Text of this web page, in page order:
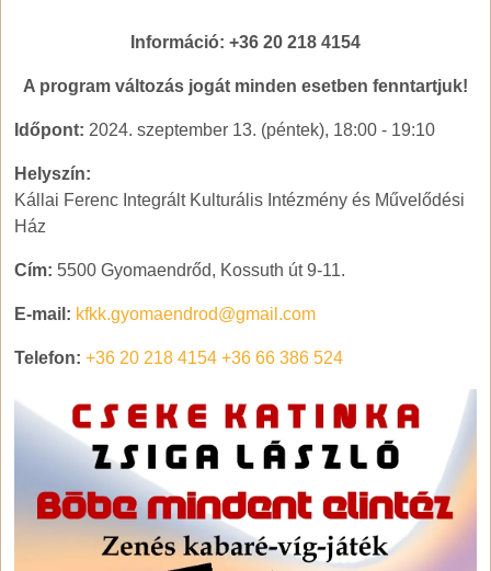
Információ: +36 20 218 4154
A program változás jogát minden esetben fenntartjuk!
Időpont: 2024. szeptember 13. (péntek), 18:00 - 19:10
Helyszín:
Kállai Ferenc Integrált Kulturális Intézmény és Művelődési
Ház
Cím: 5500 Gyomaendrőd, Kossuth út 9-11.
E-mail: kfkk.gyomaendrod@gmail.com
Telefon: +36 20 218 4154 +36 66 386 524